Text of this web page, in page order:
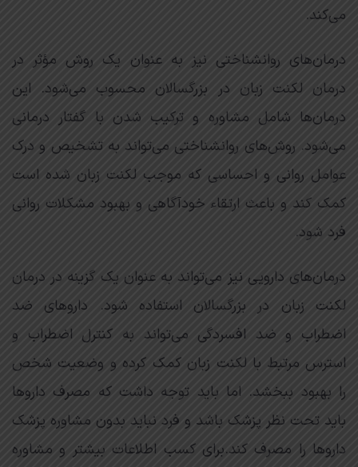
می‌کند.
درمان‌های روانشناختی نیز به عنوان یک روش مؤثر در
درمان لکنت زبان در بزرگسالان محسوب می‌شود. این
درمان‌ها شامل مشاوره و ترکیب شدن با گفتار درمانی
می‌شود. روش‌های روانشناختی می‌تواند به تشخیص و درک
عوامل روانی و احساسی که موجب لکنت زبان شده است
کمک کند و باعث ارتقاء خودآگاهی و بهبود مشکلات روانی
فرد شود.
درمان‌های دارویی نیز می‌تواند به عنوان یک گزینه در درمان
لکنت زبان در بزرگسالان استفاده شود. داروهای ضد
اضطراب و ضد افسردگی می‌تواند به کنترل اضطراب و
استرس مرتبط با لکنت زبان کمک کرده و وضعیت شخص
را بهبود ببخشد. اما باید توجه داشت که مصرف داروها
باید تحت نظر پزشک باشد و فرد نباید بدون مشاوره پزشک
داروها را مصرف کند.برای کسب اطلاعات بیشتر و مشاوره